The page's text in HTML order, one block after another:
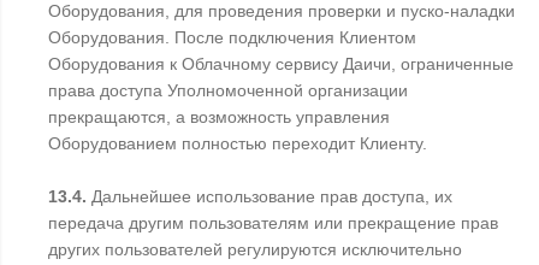
Оборудования, для проведения проверки и пуско-наладки
Оборудования. После подключения Клиентом
Оборудования к Облачному сервису Даичи, ограниченные
права доступа Уполномоченной организации
прекращаются, а возможность управления
Оборудованием полностью переходит Клиенту.
13.4. Дальнейшее использование прав доступа, их
передача другим пользователям или прекращение прав
других пользователей регулируются исключительно